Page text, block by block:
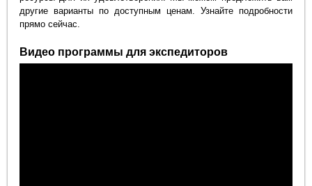
другие варианты по доступным ценам. Узнайте подробности
прямо сейчас.
Видео программы для экспедиторов